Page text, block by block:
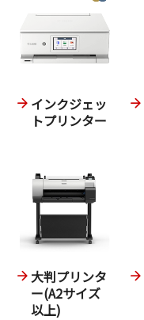
インクジェッ
トプリンター
大判プリンタ
ー(A2サイズ
以上)